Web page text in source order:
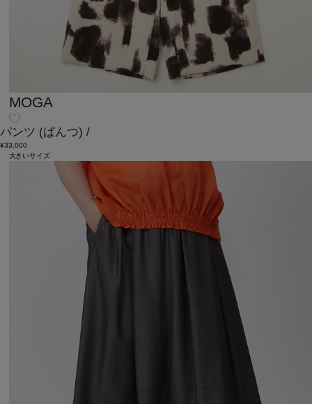
MOGA
パンツ (ぱんつ) /
¥33,000
大きいサイズ